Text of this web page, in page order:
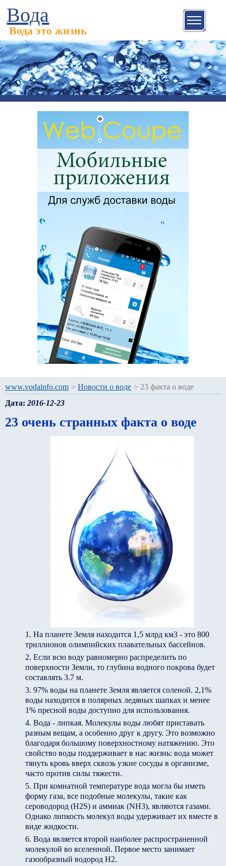
Вода
Вода это жизнь
www.vodainfo.com > Новости о воде > 23 факта о воде
Дата: 2016-12-23
23 очень странных факта о воде
На планете Земля находится 1,5 млрд км3 - это 800
триллионов олимпийских плавательных бассейнов.
Если всю воду равномерно распределить по
поверхности Земли, то глубина водного покрова будет
составлять 3.7 м.
97% воды на планете Земля является соленой. 2,1%
воды находится в полярных ледяных шапках и менее
1% пресной воды доступно для использования.
Вода - липкая. Молекулы воды любят приставать
разным вещам, а особенно друг к другу. Это возможно
благодаря большому поверхностному натяжению. Это
свойство воды поддерживает в нас жизнь: вода может
тянуть кровь вверх сквозь узкие сосуды в организме,
часто против силы тяжести.
При комнатной температуре вода могла бы иметь
форму газа, все подобные молекулы, такие как
сероводород (H2S) и аммиак (NH3), являются газами.
Однако липкость молекул воды удерживает их вместе в
виде жидкости.
Вода является второй наиболее распространенной
молекулой во вселенной. Первое место занимает
газообразный водород Н2.